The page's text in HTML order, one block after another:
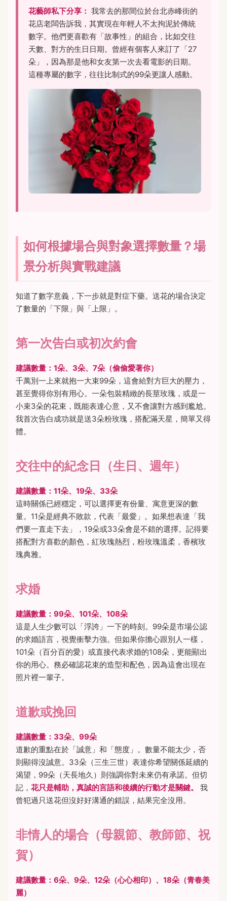
花藝師私下分享： 我常去的那間位於台北赤峰街的
花店老闆告訴我，其實現在年輕人不太拘泥於傳統
數字。他們更喜歡有「故事性」的組合，比如交往
天數、對方的生日日期。曾經有個客人來訂了「27
朵」，因為那是他和女友第一次去看電影的日期。
這種專屬的數字，往往比制式的99朵更讓人感動。
如何根據場合與對象選擇數量？場
景分析與實戰建議
知道了數字意義，下一步就是對症下藥。送花的場合決定
了數量的「下限」與「上限」。
第一次告白或初次約會
建議數量：1朵、3朵、7朵（偷偷愛著你）
千萬別一上來就抱一大束99朵，這會給對方巨大的壓力，
甚至覺得你別有用心。一朵包裝精緻的長莖玫瑰，或是一
小束3朵的花束，既能表達心意，又不會讓對方感到尷尬。
我首次告白成功就是送3朵粉玫瑰，搭配滿天星，簡單又得
體。
交往中的紀念日（生日、週年）
建議數量：11朵、19朵、33朵
這時關係已經穩定，可以選擇更有份量、寓意更深的數
量。11朵是經典不敗款，代表「最愛」。如果想表達「我
們要一直走下去」，19朵或33朵會是不錯的選擇。記得要
搭配對方喜歡的顏色，紅玫瑰熱烈，粉玫瑰溫柔，香檳玫
瑰典雅。
求婚
建議數量：99朵、101朵、108朵
這是人生少數可以「浮誇」一下的時刻。99朵是市場公認
的求婚語言，視覺衝擊力強。但如果你擔心跟別人一樣，
101朵（百分百的愛）或直接代表求婚的108朵，更能顯出
你的用心。務必確認花束的造型和配色，因為這會出現在
照片裡一輩子。
道歉或挽回
建議數量：33朵、99朵
道歉的重點在於「誠意」和「態度」。數量不能太少，否
則顯得沒誠意。33朵（三生三世）表達你希望關係延續的
渴望，99朵（天長地久）則強調你對未來仍有承諾。但切
記， 花只是輔助，真誠的言語和後續的行動才是關鍵。
我
曾犯過只送花但沒好好溝通的錯誤，結果完全沒用。
非情人的場合（母親節、教師節、祝
賀）
建議數量：6朵、9朵、12朵（心心相印）、18朵（青春美
麗）